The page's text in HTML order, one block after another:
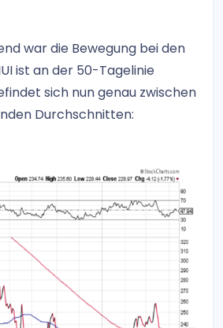
war die Bewegung bei den
ist an der 50-Tagelinie
sich nun genau zwischen
Durchschnitten: